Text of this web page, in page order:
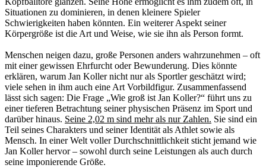
Situationen zu dominieren, in denen kleinere Spieler
Schwierigkeiten haben könnten. Ein weiterer Aspekt seiner
Körpergröße ist die Art und Weise, wie sie ihn als Person formt.
Menschen neigen dazu, große Personen anders wahrzunehmen – oft
mit einer gewissen Ehrfurcht oder Bewunderung. Dies könnte
erklären, warum Jan Koller nicht nur als Sportler geschätzt wird;
viele sehen in ihm auch eine Art Vorbildfigur. Zusammenfassend
lässt sich sagen: Die Frage „Wie groß ist Jan Koller?“ führt uns zu
einer tieferen Betrachtung seiner physischen Präsenz im Sport und
darüber hinaus. Seine 2,02 m sind mehr als nur Zahlen. Sie sind ein
Teil seines Charakters und seiner Identität als Athlet sowie als
Mensch. In einer Welt voller Durchschnittlichkeit sticht jemand wie
Jan Koller hervor – sowohl durch seine Leistungen als auch durch
seine imponierende Größe.